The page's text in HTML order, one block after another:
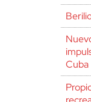
Cuba